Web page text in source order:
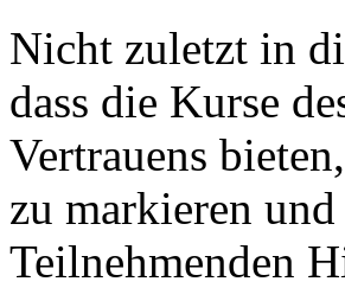
Nicht zuletzt in
dass die Kurse
Vertrauens
zu markieren
Teilnehmenden